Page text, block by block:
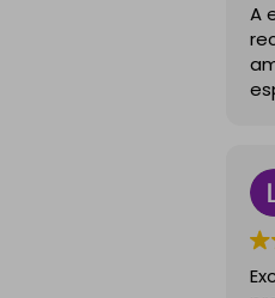
A
e
A